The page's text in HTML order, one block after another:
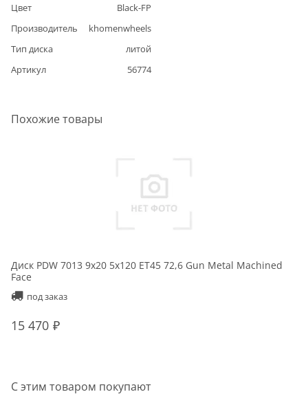
Цвет
Black-FP
Производитель
khomenwheels
Тип диска
литой
Артикул
56774
Похожие товары
Диск PDW 7013 9x20 5x120 ET45 72,6 Gun Metal Machined
Face
под заказ
15 470
С этим товаром покупают